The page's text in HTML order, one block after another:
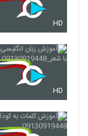
HD
HD